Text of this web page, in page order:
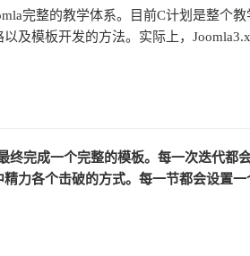
完整的教学体系。目前C计划是整个教
及模板开发的方法。实际上，
终完成一个完整的模板。每一次迭代都会
力各个击破的方式。每一节都会设置一